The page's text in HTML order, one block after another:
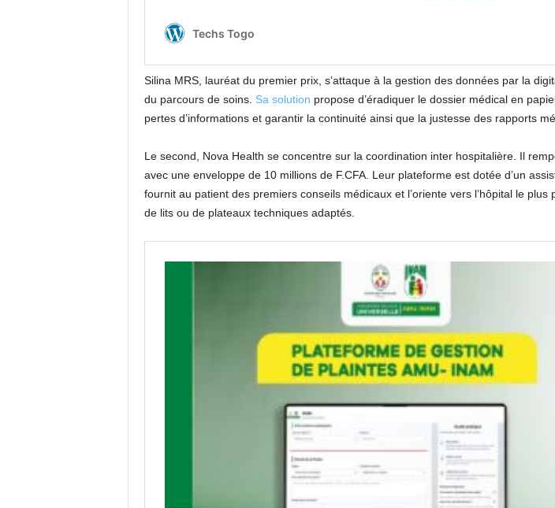
Silina MRS, lauréat du premier prix, s’attaque à la gestion des données par la
du parcours de soins. Sa solution propose d’éradiquer le dossier médical en
pertes d’informations et garantir la continuité ainsi que la justesse des rapports
Le second, Nova Health se concentre sur la coordination inter hospitalière. Il
avec une enveloppe de 10 millions de F.CFA. Leur plateforme est dotée d’un
fournit au patient des premiers conseils médicaux et l’oriente vers l’hôpital le plus
de lits ou de plateaux techniques adaptés.